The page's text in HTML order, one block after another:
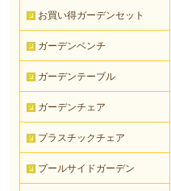
お買い得ガーデンセット
ガーデンベンチ
ガーデンテーブル
ガーデンチェア
プラスチックチェア
プールサイドガーデン